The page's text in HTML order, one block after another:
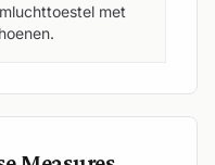
met